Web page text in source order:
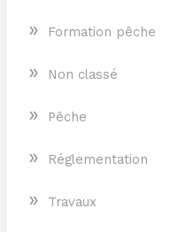
» Formation pêche
» Non classé
» Pêche
» Réglementation
» Travaux